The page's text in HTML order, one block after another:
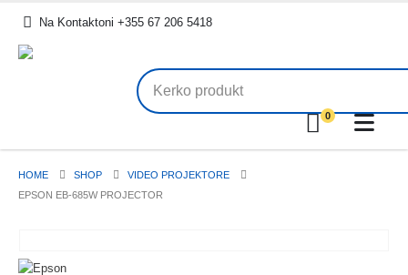
Na Kontaktoni +355 67 206 5418
0
HOME SHOP
VIDEO PROJEKTORE
EPSON EB-685W PROJECTOR